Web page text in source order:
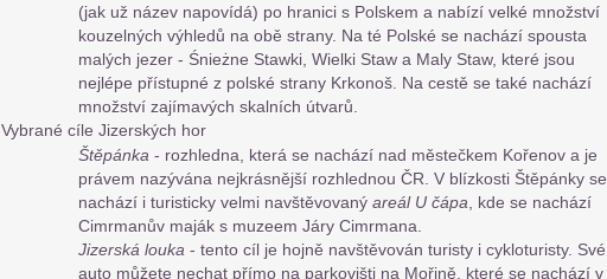
(jak už název napovídá) po hranici s Polskem a nabízí velké množství
kouzelných výhledů na obě strany. Na té Polské se nachází spousta
malých jezer - Śnieżne Stawki, Wielki Staw a Maly Staw, které jsou
nejlépe přístupné z polské strany Krkonoš. Na cestě se také nachází
množství zajímavých skalních útvarů.
​Vybrané cíle Jizerských hor
​Štěpánka - rozhledna, která se nachází nad městečkem Kořenov a je
právem nazývána nejkrásnější rozhlednou ČR. V blízkosti Štěpánky se
nachází i turisticky velmi navštěvovaný areál U čápa , kde se nachází
Cimrmanův maják s muzeem Járy Cimrmana.
Jizerská louka - tento cíl je hojně navštěvován turisty i cykloturisty. Své
auto můžete nechat přímo na parkovišti na Mořině, které se nachází v